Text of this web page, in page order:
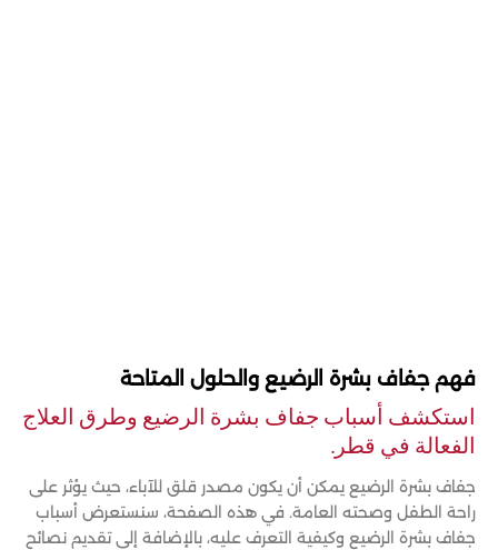
فهم جفاف بشرة الرضيع والحلول المتاحة
استكشف أسباب جفاف بشرة الرضيع وطرق العلاج
الفعالة في قطر.
جفاف بشرة الرضيع يمكن أن يكون مصدر قلق للآباء، حيث يؤثر على
راحة الطفل وصحته العامة. في هذه الصفحة، سنستعرض أسباب
جفاف بشرة الرضيع وكيفية التعرف عليه، بالإضافة إلى تقديم نصائح